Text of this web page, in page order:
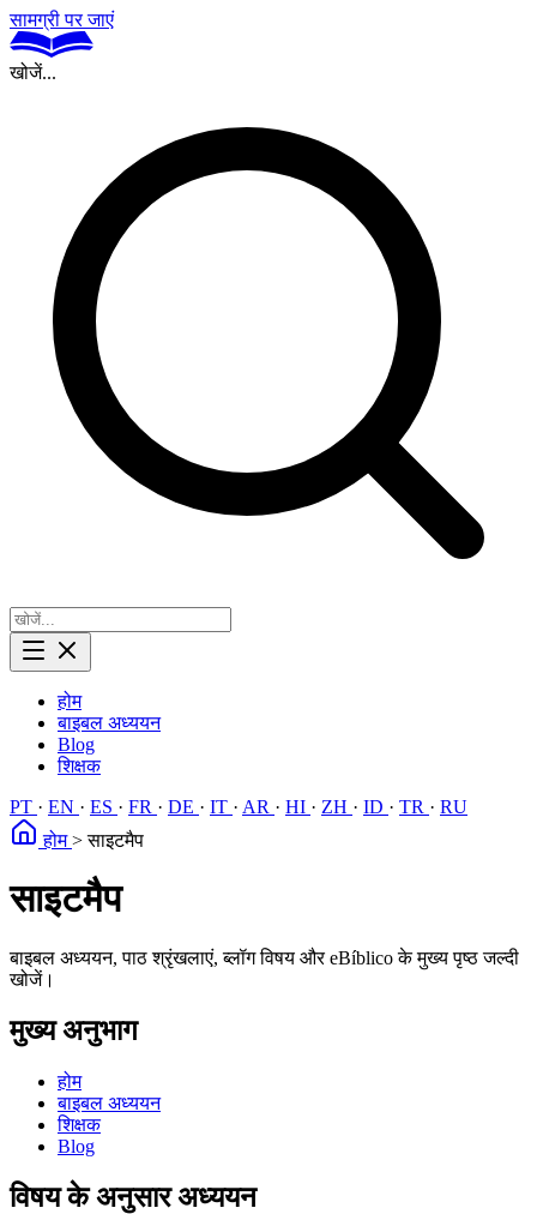
सामग्री पर जाएं
खोजें...
होम
बाइबल अध्ययन
Blog
शिक्षक
PT · EN · ES · FR · DE · IT · AR · HI · ZH · ID · TR · RU
होम >साइटमैप
साइटमैप
बाइबल अध्ययन, पाठ श्रृंखलाएं, ब्लॉग विषय और eBíblico के मुख्य पृष्ठ जल्दी
खोजें।
मुख्य अनुभाग
होम
बाइबल अध्ययन
शिक्षक
Blog
विषय के अनुसार अध्ययन